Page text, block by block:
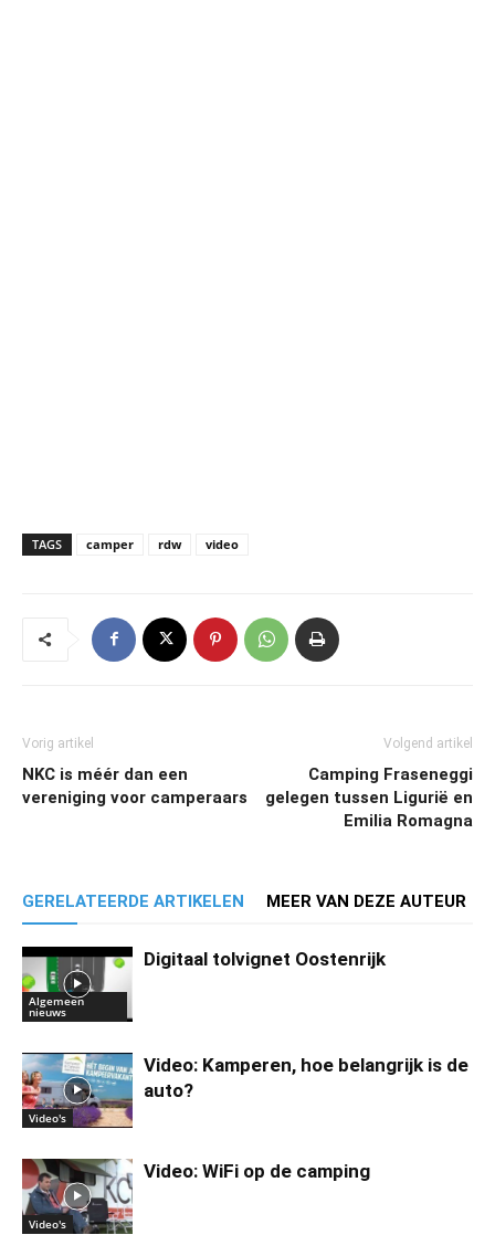
TAGS camper rdw video
Vorig artikel
NKC is méér dan een
vereniging voor camperaars
Volgend artikel
Camping Fraseneggi
gelegen tussen Ligurië en
Emilia Romagna
GERELATEERDE ARTIKELEN MEER VAN DEZE AUTEUR
Algemeen
nieuws
Digitaal tolvignet Oostenrijk
Video's
Video: Kamperen, hoe belangrijk is de
auto?
Video's
Video: WiFi op de camping